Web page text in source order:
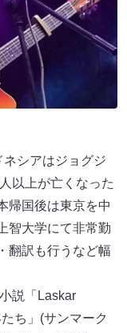
シアはジョグジ
以上が亡くなった
帰国後は東京を中
智大学にて非常勤
翻訳も行うなど幅
説「Laskar
ち」(サンマーク